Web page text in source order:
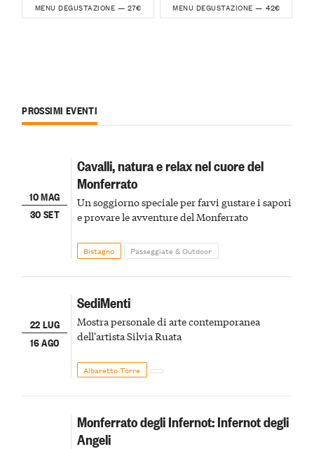
MENU DEGUSTAZIONE — 27€ MENU DEGUSTAZIONE — 42€
PROSSIMI EVENTI
10 MAG
30 SET
Cavalli, natura e relax nel cuore del
Monferrato
Un soggiorno speciale per farvi gustare i sapori
e provare le avventure del Monferrato
Bistagno Passeggiate & Outdoor
22 LUG
16 AGO
SediMenti
Mostra personale di arte contemporanea
dell'artista Silvia Ruata
Albaretto Torre
Monferrato degli Infernot: Infernot degli
Angeli